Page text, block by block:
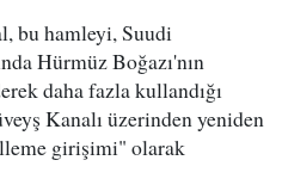
bu hamleyi, Suudi
Hürmüz Boğazı'nın
daha fazla kullandığı
Kanalı üzerinden yeniden
girişimi" olarak